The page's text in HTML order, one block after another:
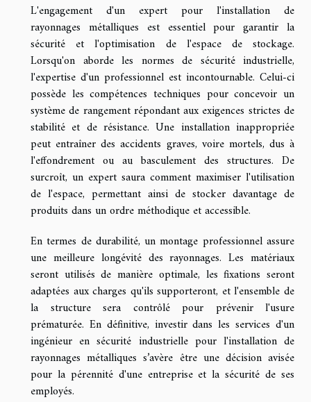
L'engagement d'un expert pour l'installation de
rayonnages métalliques est essentiel pour garantir la
sécurité et l'optimisation de l'espace de stockage.
Lorsqu'on aborde les normes de sécurité industrielle,
l'expertise d'un professionnel est incontournable. Celui-ci
possède les compétences techniques pour concevoir un
système de rangement répondant aux exigences strictes de
stabilité et de résistance. Une installation inappropriée
peut entraîner des accidents graves, voire mortels, dus à
l'effondrement ou au basculement des structures. De
surcroît, un expert saura comment maximiser l'utilisation
de l'espace, permettant ainsi de stocker davantage de
produits dans un ordre méthodique et accessible.
En termes de durabilité, un montage professionnel assure
une meilleure longévité des rayonnages. Les matériaux
seront utilisés de manière optimale, les fixations seront
adaptées aux charges qu'ils supporteront, et l'ensemble de
la structure sera contrôlé pour prévenir l'usure
prématurée. En définitive, investir dans les services d'un
ingénieur en sécurité industrielle pour l'installation de
rayonnages métalliques s’avère être une décision avisée
pour la pérennité d'une entreprise et la sécurité de ses
employés.